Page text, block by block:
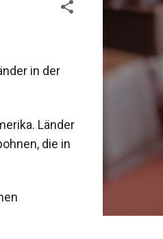
in der
Länder
die in